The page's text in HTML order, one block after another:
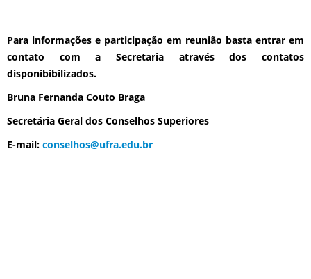
Para informações e participação em reunião basta entrar em
contato com a Secretaria através dos contatos
disponibibilizados.
Bruna Fernanda Couto Braga
Secretária Geral dos Conselhos Superiores
E-mail: conselhos@ufra.edu.br